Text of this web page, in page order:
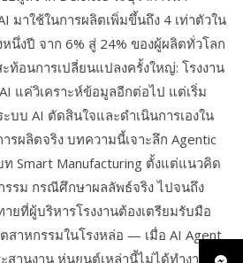
มาใช้ในการผลิตเพิ่มขึ้นถึง 4 เท่าตัวใน
หนึ่งปี จาก 6% สู่ 24% ของผู้ผลิตทั่วโลก
ท้อนการเปลี่ยนแปลงครั้งใหญ่: โรงงาน
แค่วิเคราะห์ข้อมูลอีกต่อไป แต่เริ่ม
บบ AI ตัดสินใจและดำเนินการเองใน
รผลิตจริง บทความนี้เจาะลึก Agentic
ท Smart Manufacturing ตั้งแต่แนวคิด
รรม กรณีศึกษาผลลัพธ์จริง ไปจนถึง
ยที่ผู้บริหารโรงงานต้องเตรียมรับมือ
สาหกรรมในโรงหล่อ — เมื่อ AI Agent
สานงาน หุ่นยนต์เหล่านี้ไม่ได้ทำงาน